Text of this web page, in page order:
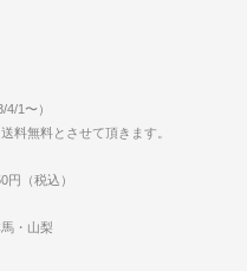
1〜）
料無料とさせて頂きます。
（税込）
・山梨